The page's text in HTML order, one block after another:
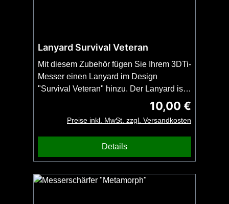
Lanyard Survival Veteran
Mit diesem Zubehör fügen Sie Ihrem 3DTi-
Messer einen Lanyard im Design
"Survival Veteran" hinzu. Der Lanyard ist
als Snake-Knoten geknüpft und passt an
alle 3DTi-Messer und Kubotane.Wichtig:
Bestellen Sie diesen Artikel zusammen
mit Ihrem 3DTi-Messer oder Kubotan.
Kein Versand ohne Messer oder Kubotan
möglich. Kein Bead enthalten.
Regulärer Preis:
10,00 €
Preise inkl. MwSt. zzgl. Versandkosten
Details